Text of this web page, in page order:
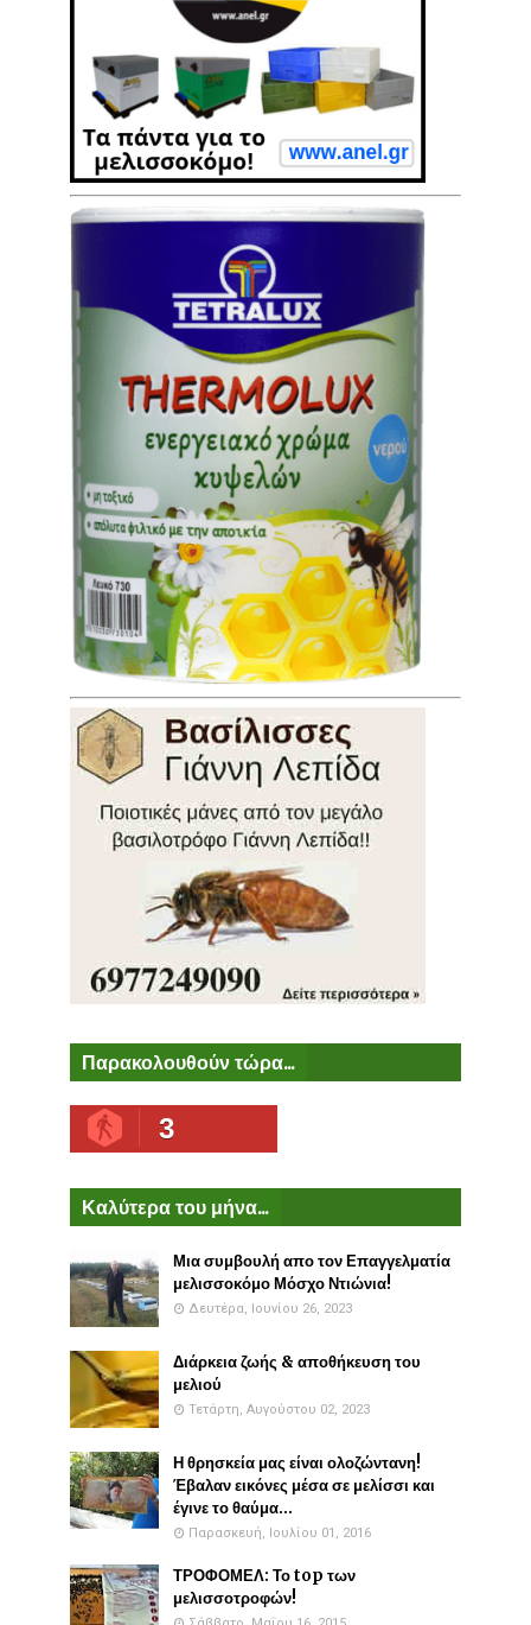
Παρακολουθούν τώρα...
3
Καλύτερα του μήνα...
Μια συμβουλή απο τον Επαγγελματία
μελισσοκόμο Μόσχο Ντιώνια!
Δευτέρα, Ιουνίου 26, 2023
Διάρκεια ζωής & αποθήκευση του
μελιού
Τετάρτη, Αυγούστου 02, 2023
Η θρησκεία μας είναι ολοζώντανη!
Έβαλαν εικόνες μέσα σε μελίσσι και
έγινε το θαύμα...
Παρασκευή, Ιουλίου 01, 2016
ΤΡΟΦΟΜΕΛ: Το top των
μελισσοτροφών!